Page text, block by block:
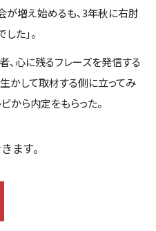
が増え始めるも、3年秋に右肘
た」。
心に残るフレーズを発信する
かして取材する側に立ってみ
から内定をもらった。